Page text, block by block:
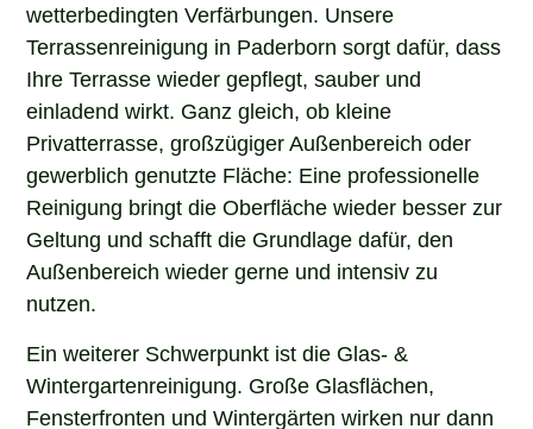
wetterbedingten Verfärbungen. Unsere
Terrassenreinigung in Paderborn sorgt dafür, dass
Ihre Terrasse wieder gepflegt, sauber und
einladend wirkt. Ganz gleich, ob kleine
Privatterrasse, großzügiger Außenbereich oder
gewerblich genutzte Fläche: Eine professionelle
Reinigung bringt die Oberfläche wieder besser zur
Geltung und schafft die Grundlage dafür, den
Außenbereich wieder gerne und intensiv zu
nutzen.
Ein weiterer Schwerpunkt ist die Glas- &
Wintergartenreinigung. Große Glasflächen,
Fensterfronten und Wintergärten wirken nur dann